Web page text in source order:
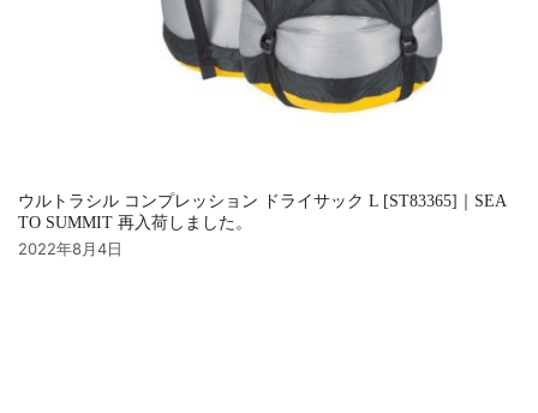
ウルトラシル コンプレッション ドライサック L [ST83365]｜SEA
TO SUMMIT 再入荷しました。
2022年8月4日